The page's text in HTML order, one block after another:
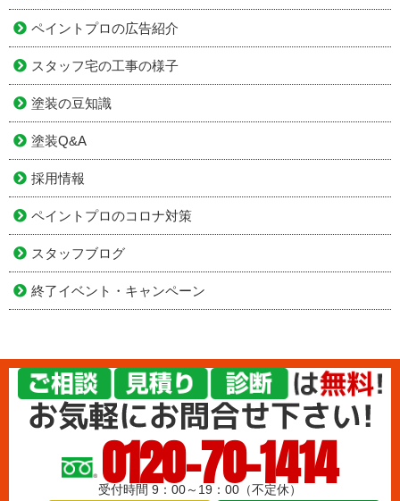
ペイントプロの広告紹介
スタッフ宅の工事の様子
塗装の豆知識
塗装Q&A
採用情報
ペイントプロのコロナ対策
スタッフブログ
終了イベント・キャンペーン
0120-70-1414
受付時間 9：00～19：00（不定休）